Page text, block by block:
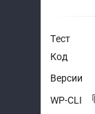
Тест
Код
Версии
WP-CLI